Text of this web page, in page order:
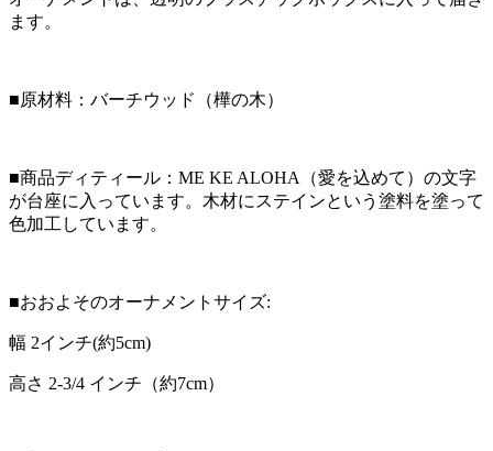
ます。
■原材料：バーチウッド（樺の木）
■商品ディティール：ME KE ALOHA（愛を込めて）の文字
が台座に入っています。木材にステインという塗料を塗って
色加工しています。
■おおよそのオーナメントサイズ:
幅 2インチ(約5cm)
高さ 2-3/4 インチ（約7cm）